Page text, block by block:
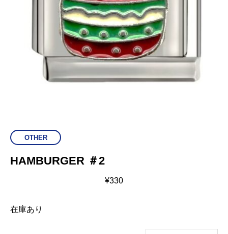
OTHER
HAMBURGER ＃2
¥330
在庫あり